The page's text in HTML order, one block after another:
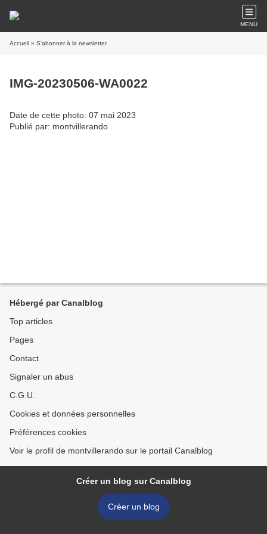
MENU
Accueil » S'abonner à la newsletter
IMG-20230506-WA0022
Date de cette photo: 07 mai 2023
Publié par: montvillerando
Hébergé par Canalblog
Top articles
Pages
Contact
Signaler un abus
C.G.U.
Cookies et données personnelles
Préférences cookies
Voir le profil de montvillerando sur le portail Canalblog
Créer un blog sur Canalblog
Créer un blog